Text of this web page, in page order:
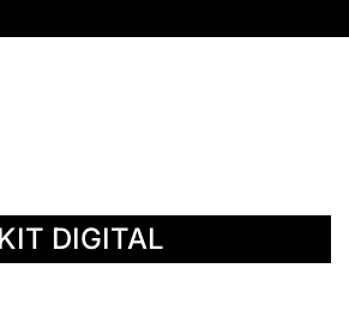
KIT DIGITAL